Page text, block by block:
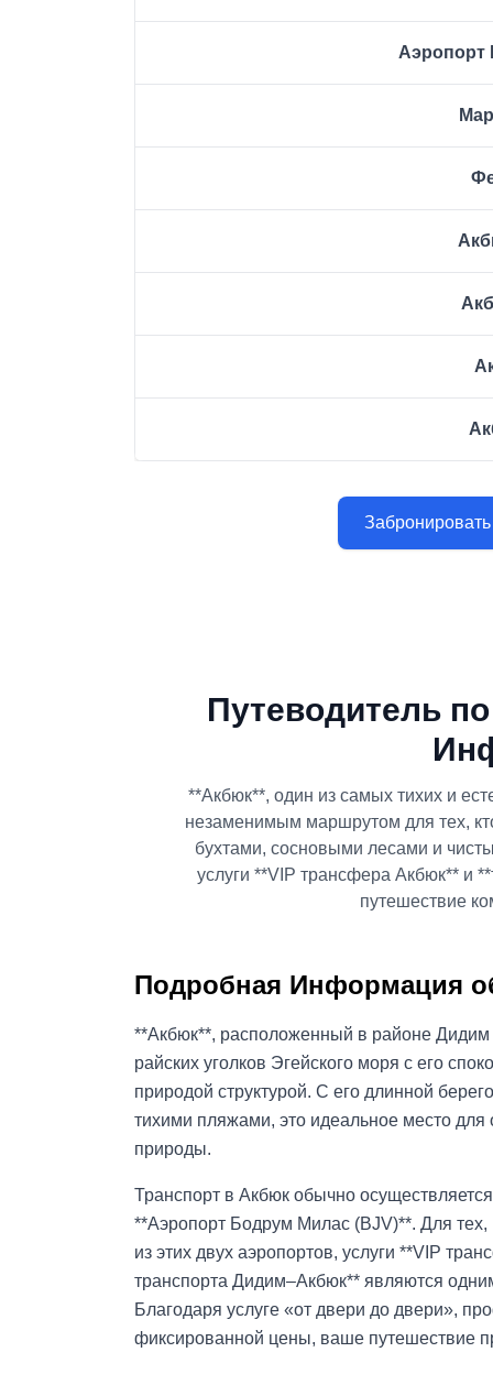
Аэропорт
Путеводитель
**Акбюк**, один из самых тихих и
незаменимым маршрутом для тех,
бухтами, сосновыми лесами и
услуги **VIP трансфера Акбюк** и
путешествие
Подробная Информация
**Акбюк**, расположенный в районе
райских уголков Эгейского моря с его
природой структурой. С его длинной
тихими пляжами, это идеальное место
природы.
Транспорт в Акбюк обычно
**Аэропорт Бодрум Милас (BJV)**. Для
из этих двух аэропортов, услуги **VIP
транспорта Дидим–Акбюк** являются
Благодаря услуге «от двери до двери»,
фиксированной цены, ваше путешествие